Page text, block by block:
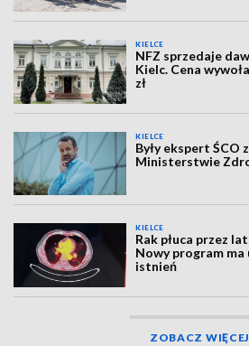
KIELCE
NFZ sprzedaje
Kielc. Cena
zł
KIELCE
Były ekspert ŚCO
Ministerstwie
KIELCE
Rak płuca przez
Nowy program
istnień
ZOBACZ WIĘCEJ